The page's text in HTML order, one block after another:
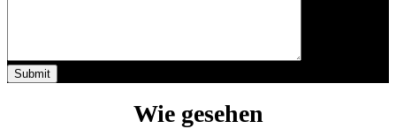
Wie gesehen